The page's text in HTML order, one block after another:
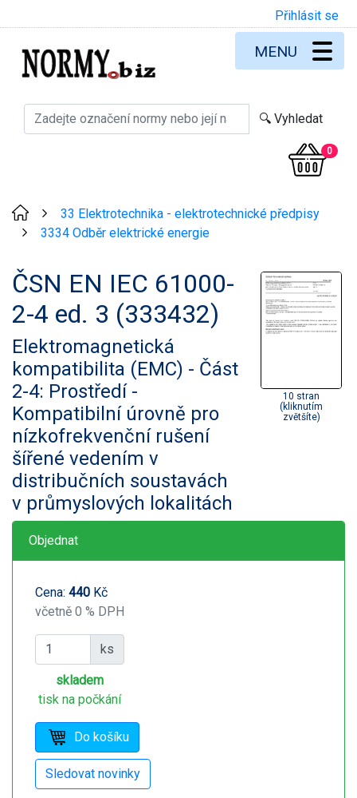
Přihlásit se
0
MENU
33 Elektrotechnika - elektrotechnické předpisy
3334 Odběr elektrické energie
ČSN EN IEC 61000-
2-4 ed. 3 (333432)
Elektromagnetická
kompatibilita (EMC) - Část
2-4: Prostředí -
Kompatibilní úrovně pro
nízkofrekvenční rušení
šířené vedením v
distribučních soustavách
v průmyslových lokalitách
10 stran
(kliknutím
zvětšíte)
Objednat
Cena: 440 Kč
včetně 0 % DPH
ks
skladem
tisk na počkání